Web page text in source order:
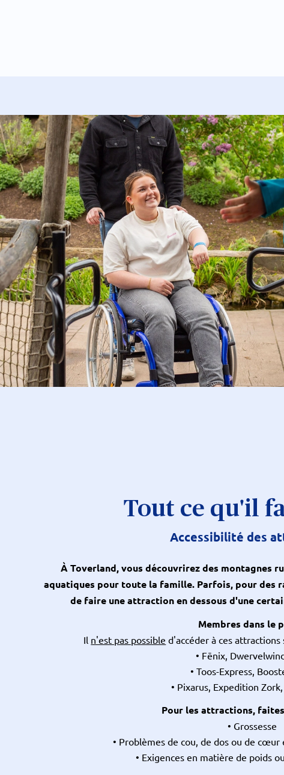
Tout ce qu'il
Accessibilité des
À Toverland, vous découvrirez des montagnes
aquatiques pour toute la famille. Parfois, pour des
de faire une attraction en dessous d'une
Membres dans le
Il n'est pas possible d'accéder à ces
• Fēnix,
• Toos-Express,
• Pixarus, Expedition
Pour les attractions,
• Grossesse
• Problèmes de cou, de dos ou de
• Exigences en matière de poids